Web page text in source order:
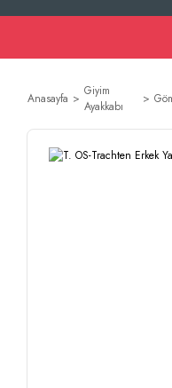
Anasayfa
Giyim
Ayakkabı